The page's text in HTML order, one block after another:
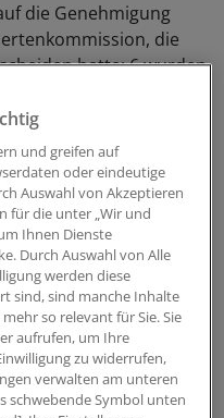
die Genehmigung
die
hatte: 6 wurden
Fällen wurden
"Das Verfahren
Fortschritt", sagte der
Felipe und Prinzessin
ersten Tochter
bei einer
sie im Falle einer
0
und greifen auf
oder eindeutige
Auswahl von Akzeptieren
für die unter „Wir und
Ihnen Dienste
Durch Auswahl von Alle
werden diese
sind, sind manche Inhalte
so relevant für Sie. Sie
aufrufen, um Ihre
zu widerrufen,
verwalten am unteren
schwebende Symbol unten